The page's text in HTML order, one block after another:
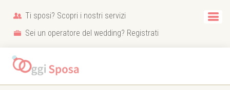
Ti sposi? Scopri i nostri servizi
Sei un operatore del wedding? Registrati